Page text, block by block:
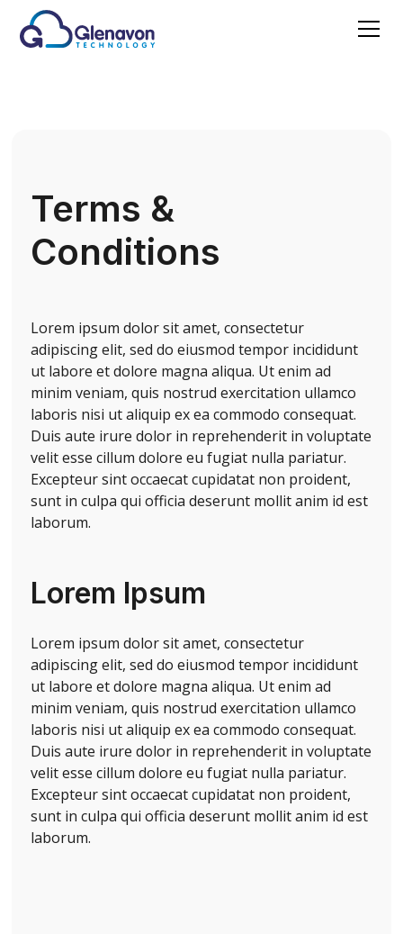
Terms &
Conditions
Lorem ipsum dolor sit amet, consectetur
adipiscing elit, sed do eiusmod tempor incididunt
ut labore et dolore magna aliqua. Ut enim ad
minim veniam, quis nostrud exercitation ullamco
laboris nisi ut aliquip ex ea commodo consequat.
Duis aute irure dolor in reprehenderit in voluptate
velit esse cillum dolore eu fugiat nulla pariatur.
Excepteur sint occaecat cupidatat non proident,
sunt in culpa qui officia deserunt mollit anim id est
laborum.
Lorem Ipsum
Lorem ipsum dolor sit amet, consectetur
adipiscing elit, sed do eiusmod tempor incididunt
ut labore et dolore magna aliqua. Ut enim ad
minim veniam, quis nostrud exercitation ullamco
laboris nisi ut aliquip ex ea commodo consequat.
Duis aute irure dolor in reprehenderit in voluptate
velit esse cillum dolore eu fugiat nulla pariatur.
Excepteur sint occaecat cupidatat non proident,
sunt in culpa qui officia deserunt mollit anim id est
laborum.